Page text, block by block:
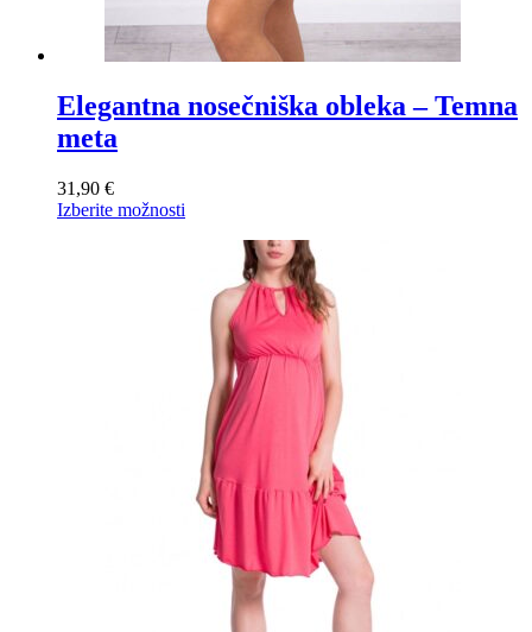
Elegantna nosečniška obleka – Temna
meta
31,90 €
Izberite možnosti
različic.
Možnosti
lahko
izberete
strani
izdelka